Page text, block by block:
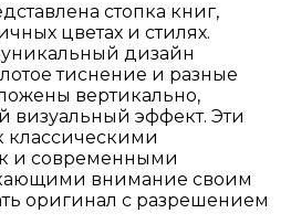
стопка книг,
цветах и стилях.
дизайн
тиснение и разные
вертикально,
визуальный эффект. Эти
классическими
и современными
внимание своим
оригинал с разрешением